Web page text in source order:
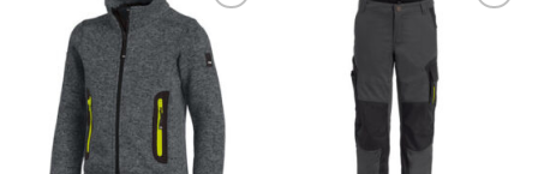
Zur
Wunschliste
hinzufügen
Wunschliste
hinzufügen